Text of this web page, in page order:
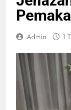
Admin 1